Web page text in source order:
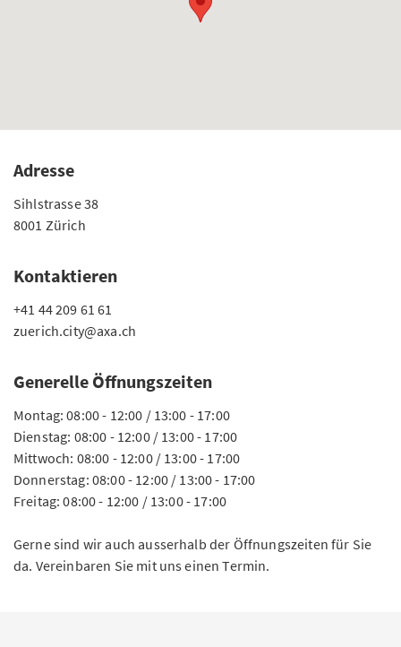
Adresse
Sihlstrasse 38
8001 Zürich
Kontaktieren
+41 44 209 61 61
zuerich.city@axa.ch
Generelle Öffnungszeiten
Montag: 08:00 - 12:00 / 13:00 - 17:00
Dienstag: 08:00 - 12:00 / 13:00 - 17:00
Mittwoch: 08:00 - 12:00 / 13:00 - 17:00
Donnerstag: 08:00 - 12:00 / 13:00 - 17:00
Freitag: 08:00 - 12:00 / 13:00 - 17:00
Gerne sind wir auch ausserhalb der Öffnungszeiten für Sie
da. Vereinbaren Sie mit uns einen Termin.